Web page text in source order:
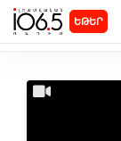
ԵԹԵՐ